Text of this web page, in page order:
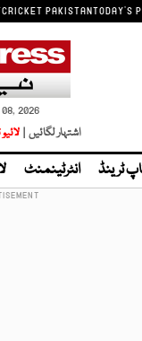
CRICKET PAKISTANTODAY'S
08, 2026
اشتہار لگائیں |
ٹرینڈ انٹرٹینمنٹ